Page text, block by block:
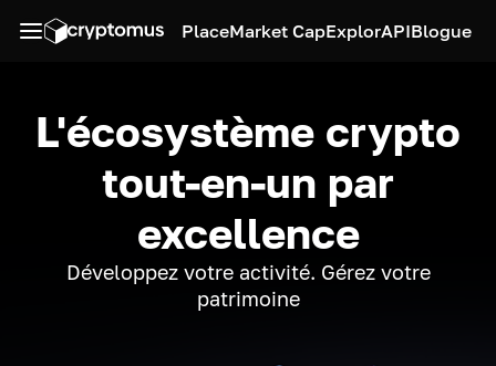
PlaceMarket CapExplorAPIBlogue
L'écosystème crypto
tout-en-un par
excellence
Développez votre activité. Gérez votre
patrimoine